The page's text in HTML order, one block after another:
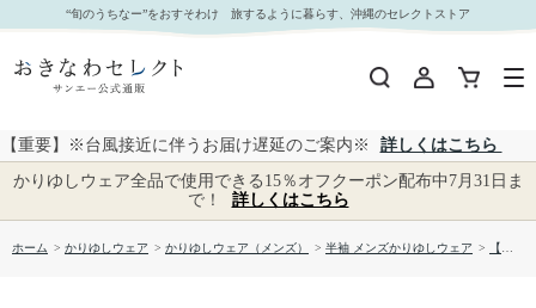
【送料無料】ＹＡＮＢＡＲＵ柄 かりゆしウェア1860886｜おきなわセレクト サンエー公式通販
“旬のうちなー”をおすそわけ 旅するように暮らす、沖縄のセレクトストア
【重要】※台風接近に伴うお届け遅延のご案内※
詳しくはこちら
かりゆしウェア全品で使用できる15％オフクーポン配布中7月31日ま
で！
詳しくはこちら
ホーム > かりゆしウェア > かりゆしウェア（メンズ） > 半袖 メンズかりゆしウェア > 【送料無料】ＹＡＮＢＡＲＵ柄 かりゆしウェア1860886